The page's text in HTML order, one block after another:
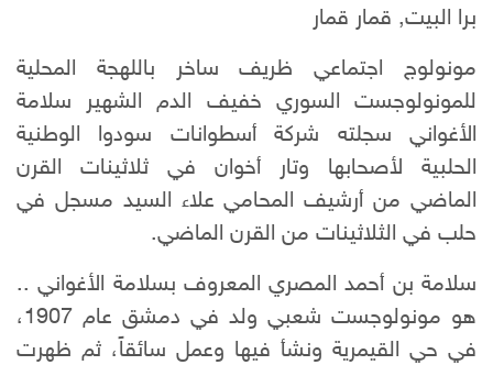
برا البيت, قمار قمار
مونولوج اجتماعي ظريف ساخر باللهجة المحلية
للمونولوجست السوري خفيف الدم الشهير سلامة
الأغواني سجلته شركة أسطوانات سودوا الوطنية
الحلبية لأصحابها وتار أخوان في ثلاثينات القرن
الماضي من أرشيف المحامي علاء السيد مسجل في
حلب في الثلاثينات من القرن الماضي.
سلامة بن أحمد المصري المعروف بسلامة الأغواني ..
هو مونولوجست شعبي ولد في دمشق عام 1907،
في حي القيمرية ونشأ فيها وعمل سائقاً، ثم ظهرت